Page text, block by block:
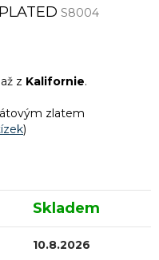
S8004
z Kalifornie.
zlatem
)
Skladem
10.8.2026